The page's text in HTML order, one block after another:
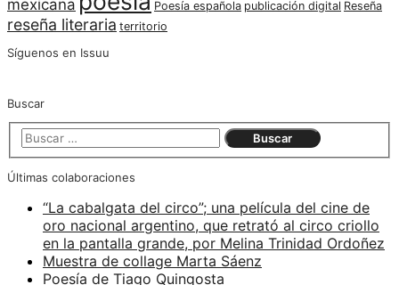
mexicana
Poesía española publicación digital Reseña
reseña literaria territorio
Síguenos en Issuu
Buscar
Últimas colaboraciones
“La cabalgata del circo”; una película del cine de
oro nacional argentino, que retrató al circo criollo
en la pantalla grande, por Melina Trinidad Ordoñez
Muestra de collage Marta Sáenz
Poesía de Tiago Quingosta